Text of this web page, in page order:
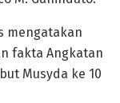
mengatakan
fakta Angkatan
Musyda ke 10